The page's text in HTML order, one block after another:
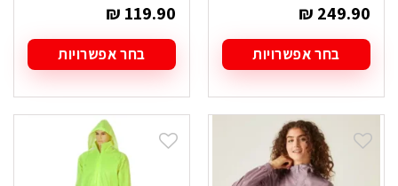
₪ 249.90
בחר אפשרויות
זה
יש
סוגים.
₪ 119.90
בחר אפשרויות
זה
יש
סוגים.